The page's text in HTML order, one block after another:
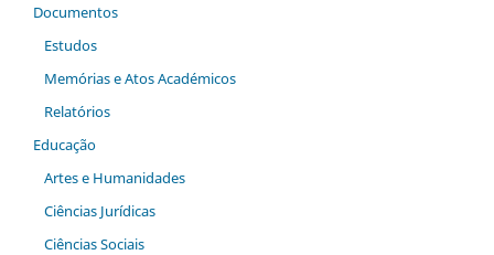
Documentos
Estudos
Memórias e Atos Académicos
Relatórios
Educação
Artes e Humanidades
Ciências Jurídicas
Ciências Sociais